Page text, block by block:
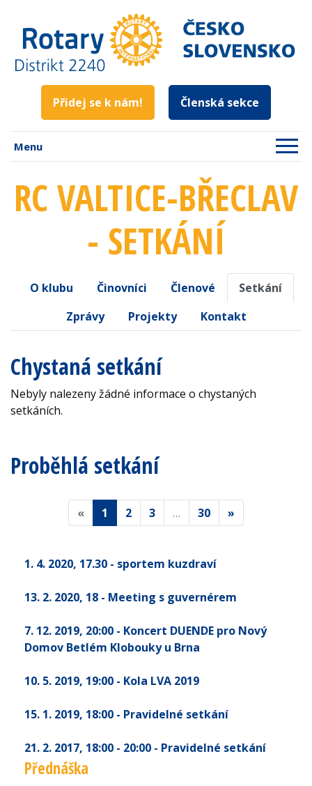
Přidej se k nám! Členská sekce
Menu
RC VALTICE-BŘECLAV
- SETKÁNÍ
O klubu Činovníci Členové
Setkání
Zprávy
Projekty Kontakt
Chystaná setkání
Nebyly nalezeny žádné informace o chystaných
setkáních.
Proběhlá setkání
« 1 2 3 … 30 »
1. 4. 2020, 17.30 - sportem kuzdraví
13. 2. 2020, 18 - Meeting s guvernérem
7. 12. 2019, 20:00 - Koncert DUENDE pro Nový
Domov Betlém Klobouky u Brna
10. 5. 2019, 19:00 - Kola LVA 2019
15. 1. 2019, 18:00 - Pravidelné setkání
21. 2. 2017, 18:00 - 20:00 - Pravidelné setkání
Přednáška